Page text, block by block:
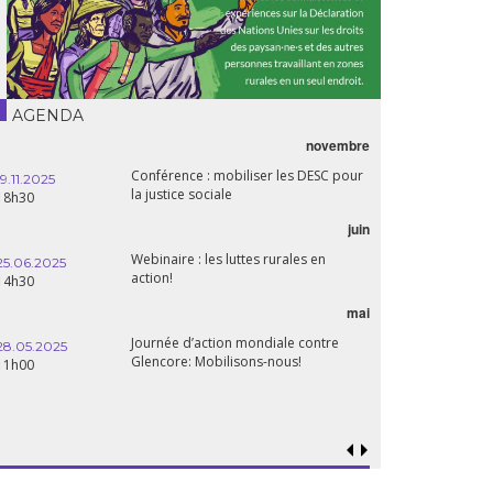
AGENDA
novembre
Conférence : mobiliser les DESC pour
la justice sociale
juin
Webinaire : les luttes rurales en
action!
mai
Journée d’action mondiale contre
Glencore: Mobilisons-nous!